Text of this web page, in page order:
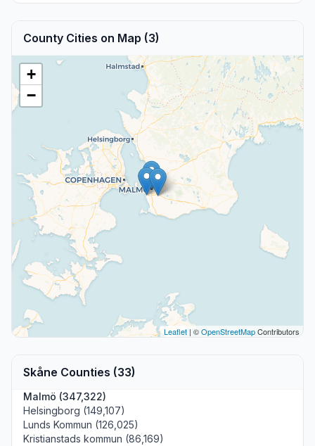
County Cities on Map (3)
+
−
Leaflet | ©OpenStreetMapContributors
Skåne Counties (33)
Malmö (347,322)
Helsingborg (149,107)
Lunds Kommun (126,025)
Kristianstads kommun (86,169)